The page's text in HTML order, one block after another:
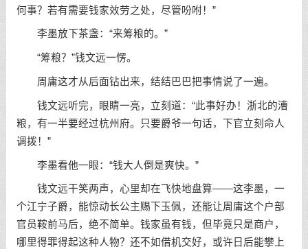
何事？若有需要钱家效劳之处，尽管吩咐！”
李墨放下茶盏：“来筹粮的。”
“筹粮？”钱文远一愣。
周庸这才从后面钻出来，结结巴巴把事情说了一遍。
钱文远听完，眼睛一亮，立刻道：“此事好办！浙北的漕
粮，有一半要经过杭州府。只要爵爷一句话，下官立刻命人
调拨！”
李墨看他一眼：“钱大人倒是爽快。”
钱文远干笑两声，心里却在飞快地盘算——这李墨，一
个江宁子爵，能惊动长公主赐下玉佩，还能让周庸这个户部
官员鞍前马后，绝不简单。钱家虽有钱，但毕竟只是商户，
哪里得罪得起这种人物？还不如借机交好，或许日后能攀上